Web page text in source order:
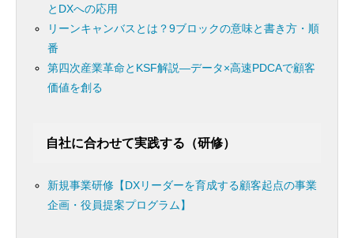
とDXへの応用
リーンキャンバスとは？9ブロックの意味と書き方・順
番
第四次産業革命とKSF解説―データ×高速PDCAで顧客
価値を創る
自社に合わせて実践する（研修）
新規事業研修【DXリーダーを育成する顧客起点の事業
企画・役員提案プログラム】